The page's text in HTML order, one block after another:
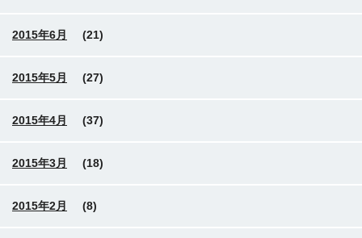
2015年6月 (21)
2015年5月 (27)
2015年4月 (37)
2015年3月 (18)
2015年2月 (8)